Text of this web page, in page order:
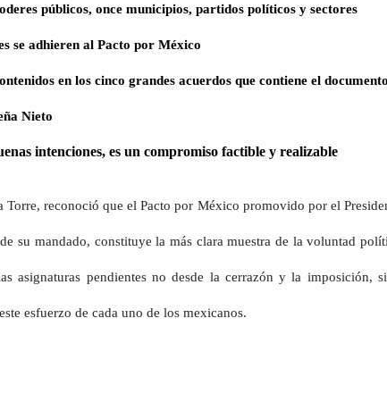
públicos, once municipios, partidos políticos y sectores
se adhieren al Pacto por México
en los cinco grandes acuerdos que contiene el documento
Nieto
intenciones, es un compromiso factible y realizable
reconoció que el Pacto por México promovido por el
su mandado, constituye la más clara muestra de la voluntad
asignaturas pendientes no desde la cerrazón y la imposición,
esfuerzo de cada uno de los mexicanos.